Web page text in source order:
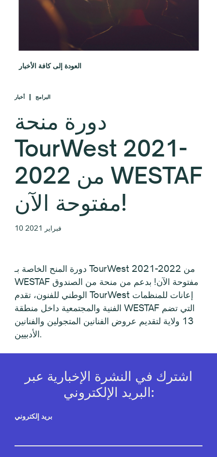
العودة إلى كافة الأخبار
أخبار البرامج
دورة منحة
TourWest 2021-
2022 من WESTAF
مفتوحة الآن!
10 فبراير 2021
دورة المنح الخاصة بـ TourWest 2021-2022 من
WESTAF مفتوحة الآن! بدعم من منحة من الصندوق
الوطني للفنون، تقدم TourWest إعانات للمنظمات
الفنية والمجتمعية داخل منطقة WESTAF التي تضم
13 ولاية لتقديم عروض الفنانين المتجولين والفنانين
الأدبيين.
اشترك في النشرة الإخبارية عبر
البريد الإلكتروني:
بريد إلكتروني